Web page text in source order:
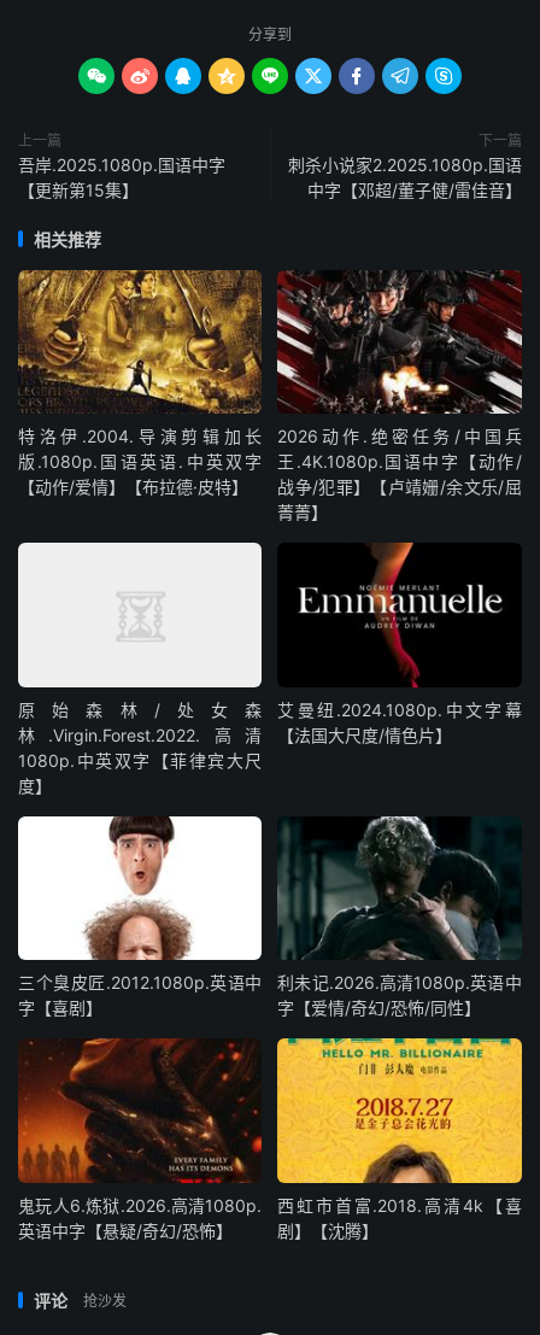
分享到
        
上一篇
吾岸.2025.1080p.国语中字
【更新第15集】
下一篇
刺杀小说家2.2025.1080p.国语
中字【邓超/董子健/雷佳音】
相关推荐
特洛伊.2004.导演剪辑加长
版.1080p.国语英语.中英双字
【动作/爱情】【布拉德·皮特】
2026动作.绝密任务/中国兵
王.4K.1080p.国语中字【动作/
战争/犯罪】【卢靖姗/余文乐/屈
菁菁】
原始森林/处女森
林.Virgin.Forest.2022.高清
1080p.中英双字【菲律宾大尺
度】
艾曼纽.2024.1080p.中文字幕
【法国大尺度/情色片】
三个臭皮匠.2012.1080p.英语中
字【喜剧】
利未记.2026.高清1080p.英语中
字【爱情/奇幻/恐怖/同性】
鬼玩人6.炼狱.2026.高清1080p.
英语中字【悬疑/奇幻/恐怖】
西虹市首富.2018.高清4k【喜
剧】【沈腾】
评论 抢沙发